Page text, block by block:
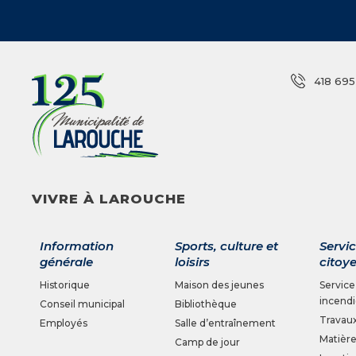
Pêche
Salle d’entraînement
Sentiers pédestres
418
VIVRE À LAROUCHE
Information
générale
Historique
Conseil municipal
Employés
Sports, culture et
loisirs
Maison des jeunes
Bibliothèque
Salle d’entraînement
Camp de jour